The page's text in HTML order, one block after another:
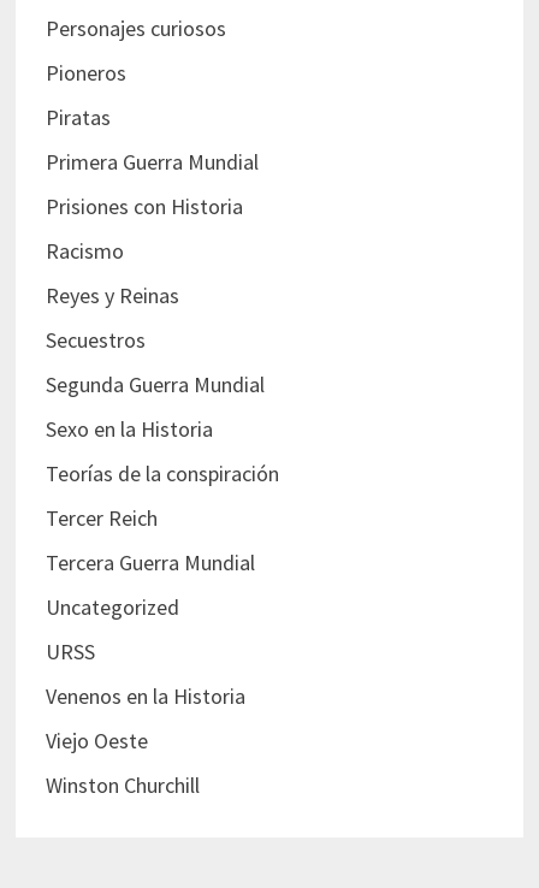
Personajes curiosos
Pioneros
Piratas
Primera Guerra Mundial
Prisiones con Historia
Racismo
Reyes y Reinas
Secuestros
Segunda Guerra Mundial
Sexo en la Historia
Teorías de la conspiración
Tercer Reich
Tercera Guerra Mundial
Uncategorized
URSS
Venenos en la Historia
Viejo Oeste
Winston Churchill